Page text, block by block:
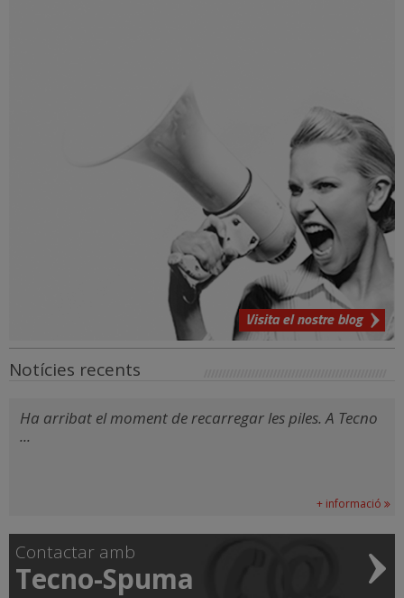
Visita el nostre blog
Notícies recents
Ha arribat el moment de recarregar les piles. A Tecno
...
+ informació
Contactar amb
Tecno-Spuma